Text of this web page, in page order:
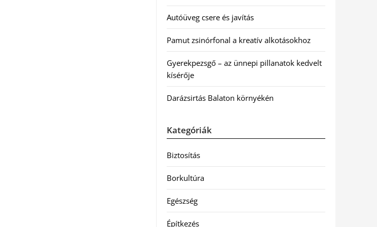
Autóüveg csere és javítás
Pamut zsinórfonal a kreatív alkotásokhoz
Gyerekpezsgő – az ünnepi pillanatok kedvelt
kísérője
Darázsirtás Balaton környékén
Kategóriák
Biztosítás
Borkultúra
Egészség
Építkezés